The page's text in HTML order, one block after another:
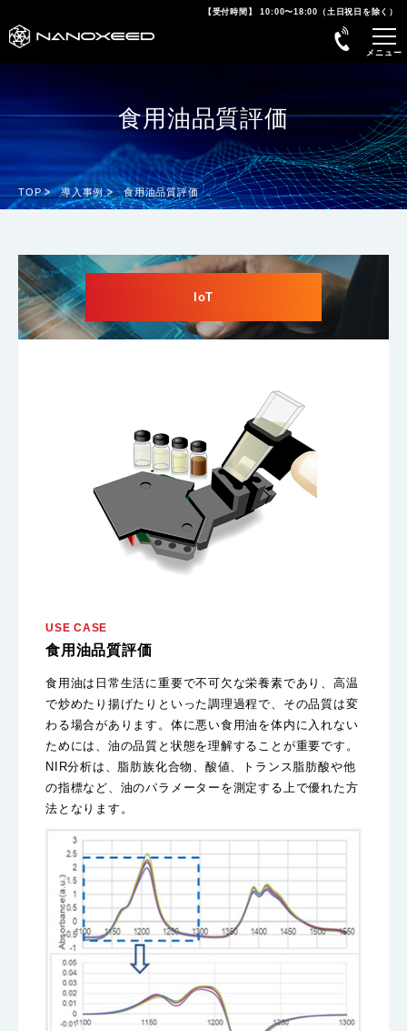
【受付時間】 10:00〜18:00（土日祝日を除く）
食用油品質評価
TOP 導入事例 食用油品質評価
IoT
USE CASE
食用油品質評価
食用油は日常生活に重要で不可欠な栄養素であり、高温
で炒めたり揚げたりといった調理過程で、その品質は変
わる場合があります。体に悪い食用油を体内に入れない
ためには、油の品質と状態を理解することが重要です。
NIR分析は、脂肪族化合物、酸値、トランス脂肪酸や他
の指標など、油のパラメーターを測定する上で優れた方
法となります。